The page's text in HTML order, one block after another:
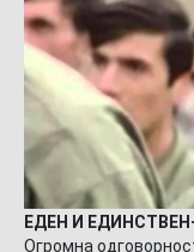
ЕДЕН И
Огромна